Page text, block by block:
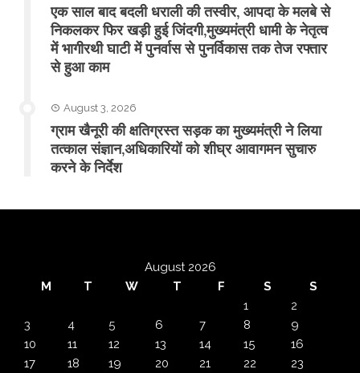
एक साल बाद बदली धराली की तस्वीर, आपदा के मलबे से
निकलकर फिर खड़ी हुई जिंदगी,मुख्यमंत्री धामी के नेतृत्व
में भागीरथी घाटी में पुनर्वास से पुनर्विकास तक तेज रफ्तार
से हुआ काम
August 3, 2026
ग्राम खैनूरी की क्षतिग्रस्त सड़क का मुख्यमंत्री ने लिया
तत्काल संज्ञान,अधिकारियों को शीघ्र आवागमन सुचारु
करने के निर्देश
August 2026
M
T W T F S
S
1
2
3
4 5 6 7 8
9
10
11 12 13 14 15
16
17
18 19 20 21 22
23